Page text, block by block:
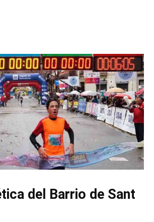
del Barrio de Sant